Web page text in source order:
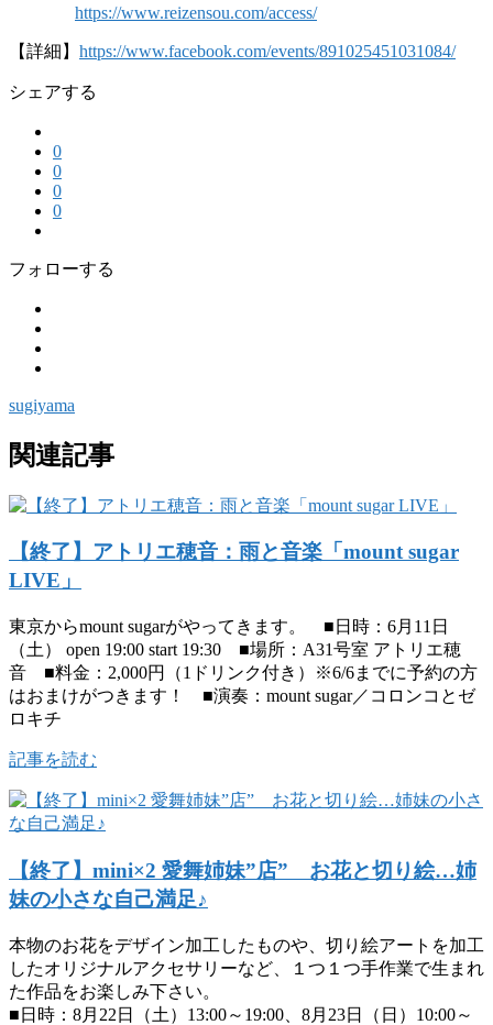
https://www.reizensou.com/access/
【詳細】 https://www.facebook.com/events/891025451031084/
シェアする
0
0
0
0
フォローする
sugiyama
関連記事
【終了】アトリエ穂音：雨と音楽「mount sugar
LIVE」
東京からmount sugarがやってきます。 ■日時：6月11日
（土） open 19:00 start 19:30 ■場所：A31号室 アトリエ穂
音 ■料金：2,000円（1ドリンク付き）※6/6までに予約の方
はおまけがつきます！ ■演奏：mount sugar／コロンコとゼ
ロキチ
記事を読む
【終了】mini×2 愛舞姉妹”店” お花と切り絵…姉
妹の小さな自己満足♪
本物のお花をデザイン加工したものや、切り絵アートを加工
したオリジナルアクセサリーなど、１つ１つ手作業で生まれ
た作品をお楽しみ下さい。
■日時：8月22日（土）13:00～19:00、8月23日（日）10:00～